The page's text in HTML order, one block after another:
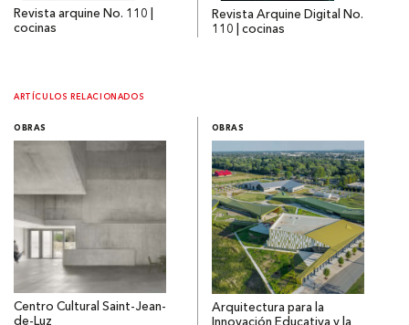
Revista arquine No. 110 |
cocinas
Revista Arquine Digital No.
110 | cocinas
ARTÍCULOS RELACIONADOS
OBRAS
Centro Cultural Saint-Jean-
de-Luz
OBRAS
Arquitectura para la
Innovación Educativa y la